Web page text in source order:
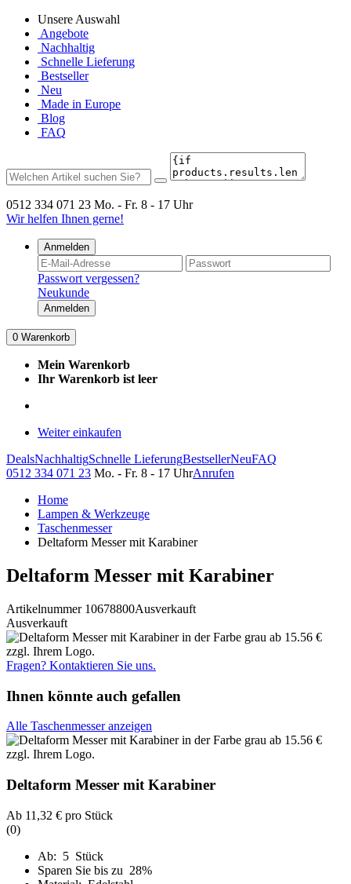
Unsere Auswahl
Angebote
Nachhaltig
Schnelle Lieferung
Bestseller
Neu
Made in Europe
Blog
FAQ
0512 334 071 23 Mo. - Fr. 8 - 17 Uhr
Wir helfen Ihnen gerne!
Anmelden
Passwort vergessen?
Neukunde
Anmelden
0 Warenkorb
Mein Warenkorb
Ihr Warenkorb ist leer
Weiter einkaufen
DealsNachhaltigSchnelle LieferungBestsellerNeuFAQ
0512 334 071 23 Mo. - Fr. 8 - 17 UhrAnrufen
Home
Lampen & Werkzeuge
Taschenmesser
Deltaform Messer mit Karabiner
Deltaform Messer mit Karabiner
Artikelnummer 10678800Ausverkauft
Ausverkauft
Fragen? Kontaktieren Sie uns.
Ihnen könnte auch gefallen
Alle Taschenmesser anzeigen
Deltaform Messer mit Karabiner
Ab 11,32 € pro Stück
(0)
Ab: 5 Stück
Sparen Sie bis zu 28%